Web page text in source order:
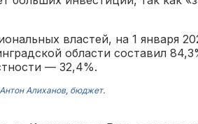
властей, на 1 января
области составил
— 32,4%.
Антон Алиханов, бюджет.